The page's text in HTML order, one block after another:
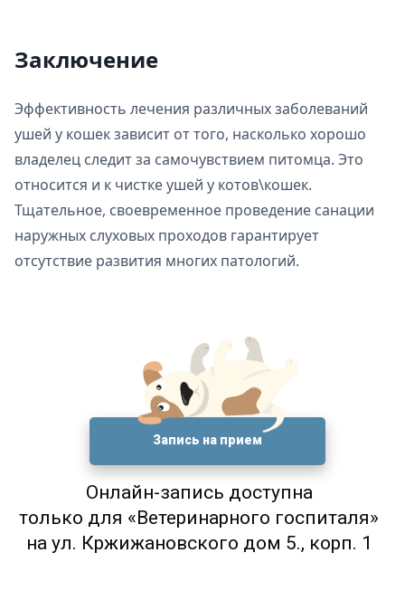
Заключение
Эффективность лечения различных заболеваний
ушей у кошек зависит от того, насколько хорошо
владелец следит за самочувствием питомца. Это
относится и к чистке ушей у котов\кошек.
Тщательное, своевременное проведение санации
наружных слуховых проходов гарантирует
отсутствие развития многих патологий.
Онлайн-запись доступна
только для «Ветеринарного госпиталя»
на ул. Кржижановского дом 5., корп. 1
Запись на прием